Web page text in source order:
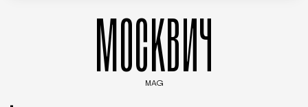
МОСКВИЧ
MAG